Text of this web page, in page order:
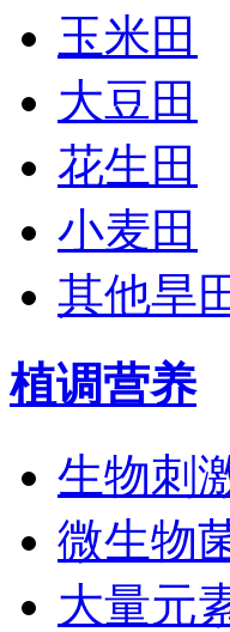
玉米田
大豆田
花生田
小麦田
其他旱
植调营养
生物刺
微生物
大量元